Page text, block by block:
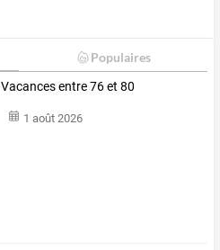
Populaires
Vacances entre 76 et 80
1 août 2026